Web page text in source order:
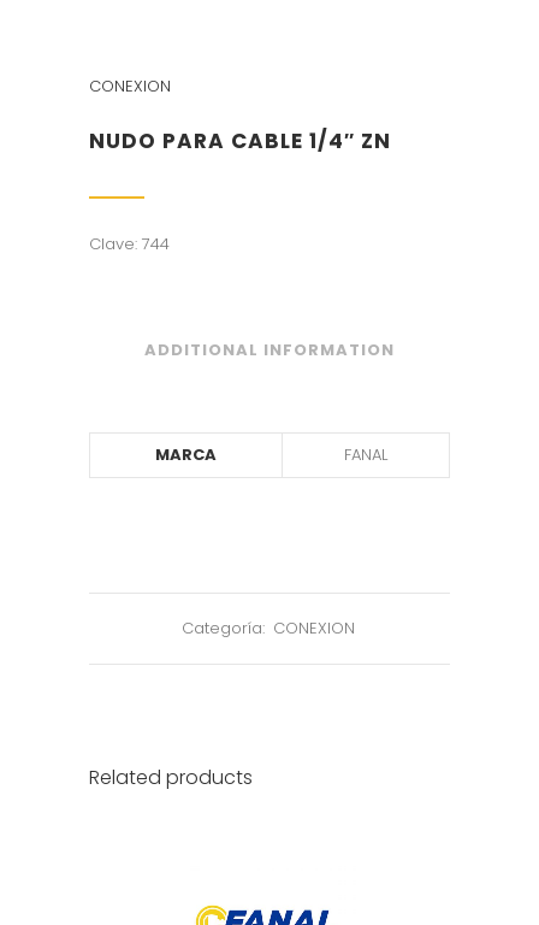
CONEXION
NUDO PARA CABLE 1/4″ ZN
Clave: 744
ADDITIONAL INFORMATION
MARCA FANAL
Categoría: CONEXION
Related products